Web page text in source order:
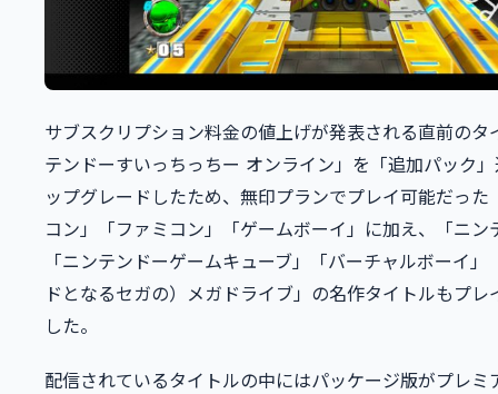
サブスクリプション料金の値上げが発表される直前のタ
テンドーすいっちっちー オンライン」を「追加パック
ップグレードしたため、無印プランでプレイ可能だった
コン」「ファミコン」「ゲームボーイ」に加え、「ニ
「ニンテンドーゲームキューブ」「バーチャルボーイ」
ドとなるセガの）メガドライブ」の名作タイトルもプレ
した。
配信されているタイトルの中にはパッケージ版がプレミ